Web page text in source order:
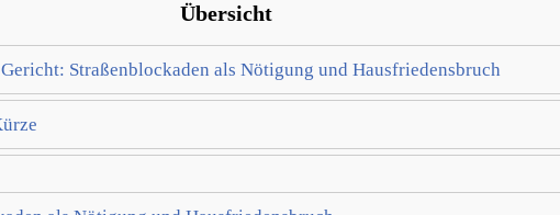
Übersicht
Straßenblockaden als Nötigung und Hausfriedensbruch